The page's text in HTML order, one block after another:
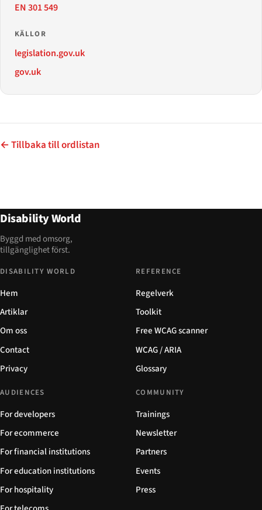
EN 301 549
KÄLLOR
legislation.gov.uk
gov.uk
← Tillbaka till ordlistan
Disability World
Byggd med omsorg,
tillgänglighet först.
DISABILITY WORLD
Hem
Artiklar
Om oss
Contact
Privacy
REFERENCE
Regelverk
Toolkit
Free WCAG scanner
WCAG / ARIA
Glossary
AUDIENCES
For developers
For ecommerce
For financial institutions
For education institutions
For hospitality
COMMUNITY
Trainings
Newsletter
Partners
Events
Press